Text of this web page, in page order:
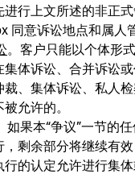
行上文所述的非正式
同意诉讼地点和属人
。客户只能以个体形
体诉讼、合并诉讼
裁、集体诉讼、私人
允许的。
如果本“争议”一节的
剩余部分将继续有
的认定允许进行集